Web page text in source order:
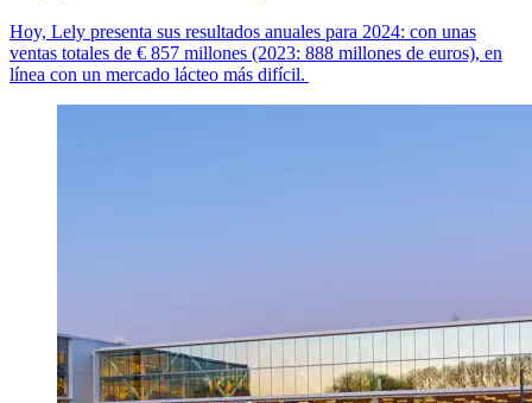
Hoy, Lely presenta sus resultados anuales para 2024: con unas
ventas totales de € 857 millones (2023: 888 millones de euros), en
línea con un mercado lácteo más difícil.